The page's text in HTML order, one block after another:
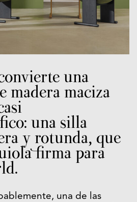
una
madera maciza
una silla
y rotunda, que
firma para
una de las